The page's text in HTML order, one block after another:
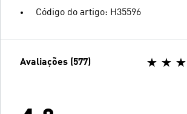
Código do artigo: H35596
Avaliações (577)